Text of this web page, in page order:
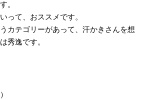
。
って、おススメです。
カテゴリーがあって、汗かきさんを想
秀逸です。